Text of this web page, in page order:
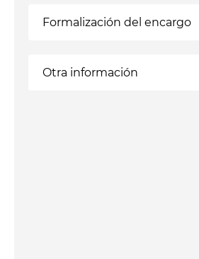
Formalización del encargo
Otra información